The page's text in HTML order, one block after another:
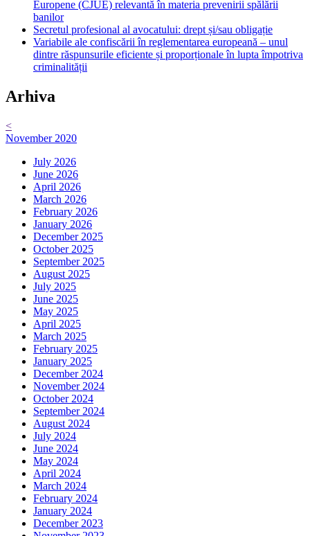
Europene (CJUE) relevantă în materia prevenirii spălării
banilor
Secretul profesional al avocatului: drept și/sau obligație
Variabile ale confiscării în reglementarea europeană – unul
dintre răspunsurile eficiente și proporționale în lupta împotriva
criminalității
Arhiva
<
November 2020
July 2026
June 2026
April 2026
March 2026
February 2026
January 2026
December 2025
October 2025
September 2025
August 2025
July 2025
June 2025
May 2025
April 2025
March 2025
February 2025
January 2025
December 2024
November 2024
October 2024
September 2024
August 2024
July 2024
June 2024
May 2024
April 2024
March 2024
February 2024
January 2024
December 2023